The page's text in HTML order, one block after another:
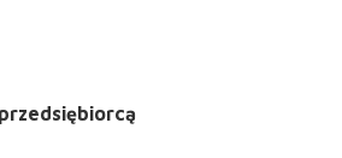
przedsiębiorcą